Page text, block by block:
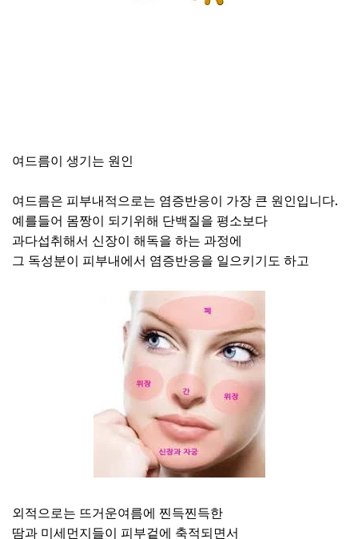
여드름이 생기는 원인
여드름은 피부내적으로는 염증반응이 가장 큰 원인입니다.
예를들어 몸짱이 되기위해 단백질을 평소보다
과다섭취해서 신장이 해독을 하는 과정에
그 독성분이 피부내에서 염증반응을 일으키기도 하고
외적으로는 뜨거운여름에 찐득찐득한
땀과 미세먼지들이 피부겉에 축적되면서